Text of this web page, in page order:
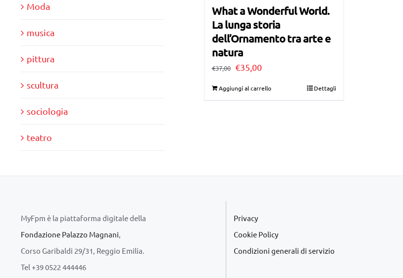
What a Wonderful World.
La lunga storia
dell’Ornamento tra arte e
natura
€37,00 Il
€35,00Il
Aggiungi al carrello Dettagli
Moda
musica
pittura
scultura
sociologia
teatro
MyFpm è la piattaforma digitale della
Fondazione Palazzo Magnani
Corso Garibaldi 29/31, Reggio Emilia.
Tel +39 0522 444446
Privacy
Cookie Policy
Condizioni generali di servizio